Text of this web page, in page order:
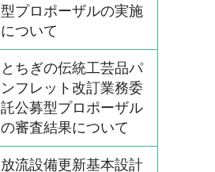
型プロポーザルの実施
について
とちぎの伝統工芸品パ
ンフレット改訂業務委
託公募型プロポーザル
の審査結果について
放流設備更新基本設計